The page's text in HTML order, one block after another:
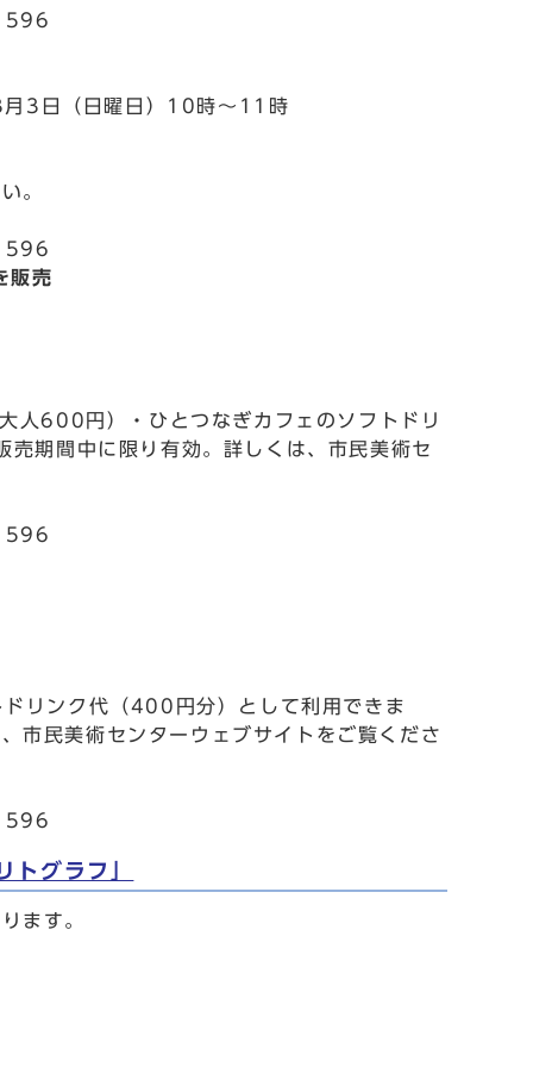
3日（日曜日）10時～11時
。
販売
人600円）・ひとつなぎカフェのソフトドリ
期間中に限り有効。詳しくは、市民美術セ
リンク代（400円分）として利用できま
市民美術センターウェブサイトをご覧くださ
トグラフ」
ます。